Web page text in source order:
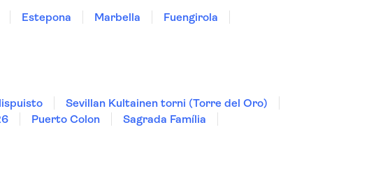
Estepona Marbella
Fuengirola
Sevillan Kultainen torni (Torre del Oro)
Puerto Colon
Sagrada Família